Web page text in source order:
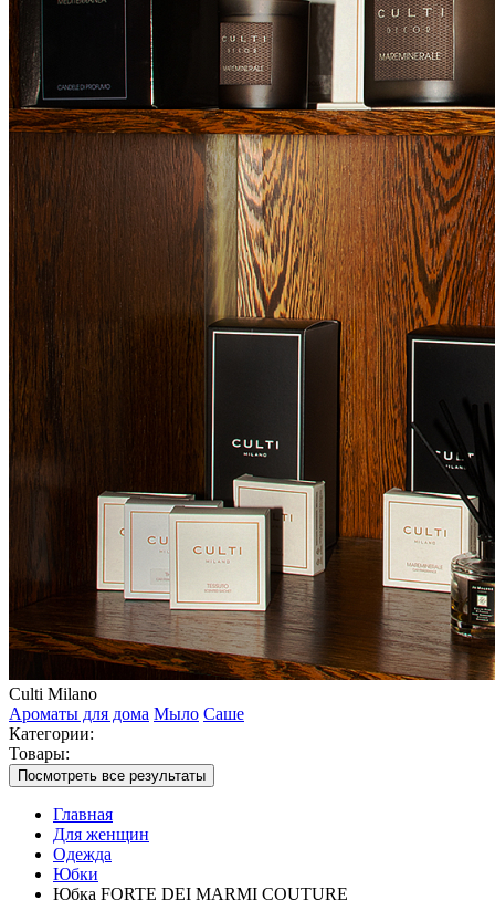
Culti Milano
Ароматы для дома Мыло Саше
Категории:
Товары:
Посмотреть все результаты
Главная
Для женщин
Одежда
Юбки
Юбка FORTE DEI MARMI COUTURE